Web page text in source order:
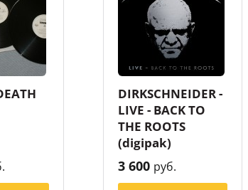
DIRKSCHNEIDER -
LIVE - BACK TO
THE ROOTS
(digipak)
3 600 руб.